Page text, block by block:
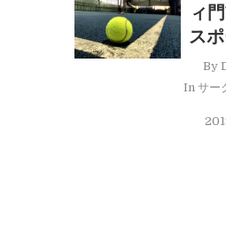
ィ
ス
By
Inサー